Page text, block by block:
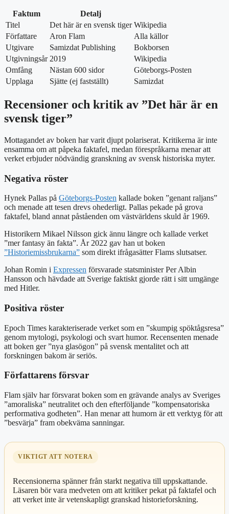
Faktum
Detalj
Titel
Det här är en svensk tiger Wikipedia
Författare
Aron Flam
Alla källor
Utgivare
Samizdat Publishing
Bokborsen
Utgivningsår 2019
Wikipedia
Omfång
Nästan 600 sidor
Göteborgs-Posten
Upplaga
Sjätte (ej fastställt) Samizdat
Recensioner och kritik av ”Det här är en
svensk tiger”
Mottagandet av boken har varit djupt polariserat. Kritikerna är inte
ensamma om att påpeka faktafel, medan förespråkarna menar att
verket erbjuder nödvändig granskning av svensk historiska myter.
Negativa röster
Hynek Pallas på Göteborgs-Posten kallade boken ”genant raljans”
och menade att tesen drevs ohederligt. Pallas pekade på grova
faktafel, bland annat påståenden om västvärldens skuld år 1969.
Historikern Mikael Nilsson gick ännu längre och kallade verket
”mer fantasy än fakta”. År 2022 gav han ut boken
”Historiemissbrukarna” som direkt ifrågasätter Flams slutsatser.
Johan Romin i Expressen försvarade statsminister Per Albin
Hansson och hävdade att Sverige faktiskt gjorde rätt i sitt umgänge
med Hitler.
Positiva röster
Epoch Times karakteriserade verket som en ”skumpig spöktågsresa”
genom mytologi, psykologi och svart humor. Recensenten menade
att boken ger ”nya glasögon” på svensk mentalitet och att
forskningen bakom är seriös.
Författarens försvar
Flam själv har försvarat boken som en grävande analys av Sveriges
”amoraliska” neutralitet och den efterföljande ”kompensatoriska
performativa godheten”. Han menar att humorn är ett verktyg för att
”besvärja” fram obekväma sanningar.
VIKTIGT ATT NOTERA
Recensionerna spänner från starkt negativa till uppskattande.
Läsaren bör vara medveten om att kritiker pekat på faktafel och
att verket inte är vetenskapligt granskad historieforskning.